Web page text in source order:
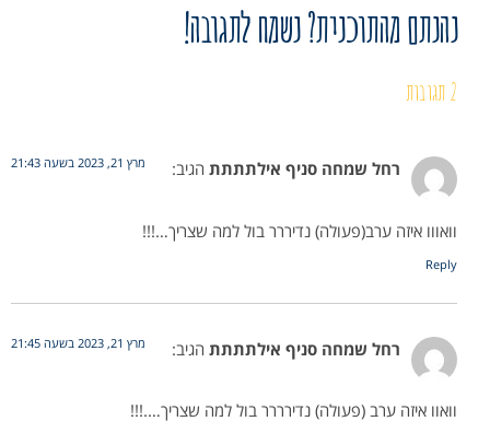
נהנתם מהתוכנית? נשמח לתגובה!
2 תגובות
רחל שמחה סניף אילתתתת הגיב: מרץ 21, 2023 בשעה 21:43
וואווו איזה ערב(פעולה) נדיררר בול למה שצריך…!!!
Reply
רחל שמחה סניף אילתתתת הגיב: מרץ 21, 2023 בשעה 21:45
וואוו איזה ערב (פעולה) נדירררר בול למה שצריך….!!!